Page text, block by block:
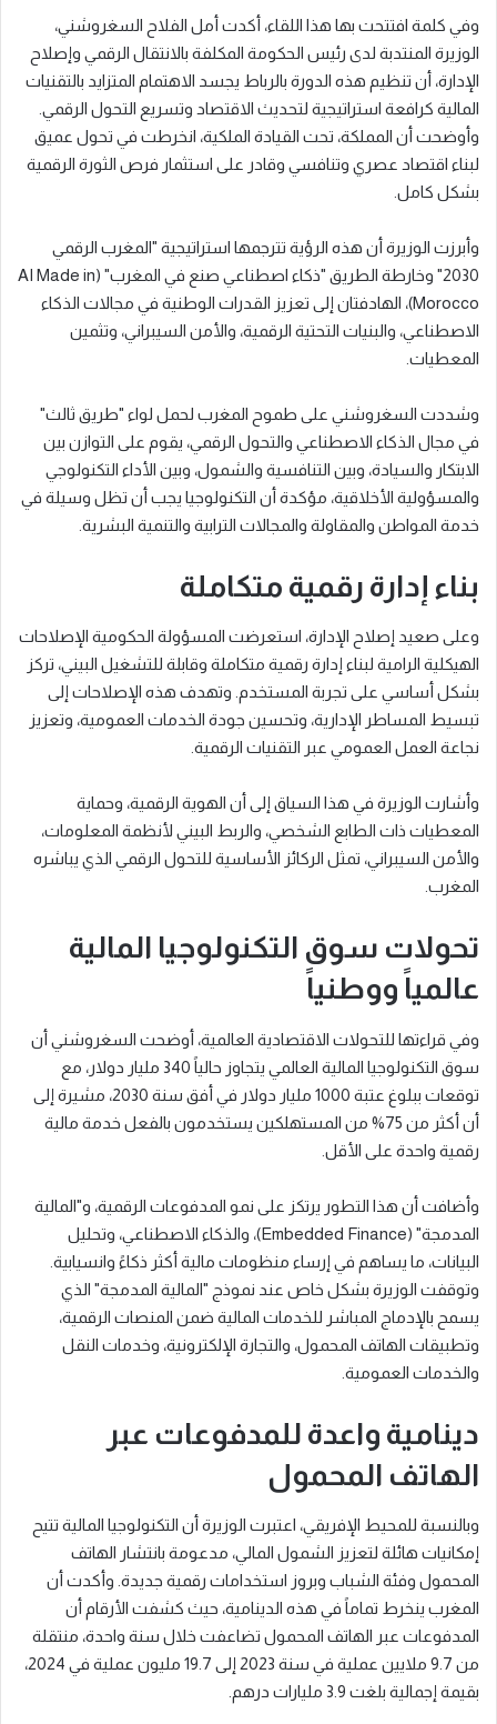
وفي كلمة افتتحت بها هذا اللقاء، أكدت أمل الفلاح السغروشني،
الوزيرة المنتدبة لدى رئيس الحكومة المكلفة بالانتقال الرقمي وإصلاح
الإدارة، أن تنظيم هذه الدورة بالرباط يجسد الاهتمام المتزايد بالتقنيات
المالية كرافعة استراتيجية لتحديث الاقتصاد وتسريع التحول الرقمي.
وأوضحت أن المملكة، تحت القيادة الملكية، انخرطت في تحول عميق
لبناء اقتصاد عصري وتنافسي وقادر على استثمار فرص الثورة الرقمية
بشكل كامل.
وأبرزت الوزيرة أن هذه الرؤية تترجمها استراتيجية "المغرب الرقمي
2030" وخارطة الطريق "ذكاء اصطناعي صنع في المغرب" (AI Made in
Morocco)، الهادفتان إلى تعزيز القدرات الوطنية في مجالات الذكاء
الاصطناعي، والبنيات التحتية الرقمية، والأمن السيبراني، وتثمين
المعطيات.
وشددت السغروشني على طموح المغرب لحمل لواء "طريق ثالث"
في مجال الذكاء الاصطناعي والتحول الرقمي، يقوم على التوازن بين
الابتكار والسيادة، وبين التنافسية والشمول، وبين الأداء التكنولوجي
والمسؤولية الأخلاقية، مؤكدة أن التكنولوجيا يجب أن تظل وسيلة في
خدمة المواطن والمقاولة والمجالات الترابية والتنمية البشرية.
بناء إدارة رقمية متكاملة
وعلى صعيد إصلاح الإدارة، استعرضت المسؤولة الحكومية الإصلاحات
الهيكلية الرامية لبناء إدارة رقمية متكاملة وقابلة للتشغيل البيني، تركز
بشكل أساسي على تجربة المستخدم. وتهدف هذه الإصلاحات إلى
تبسيط المساطر الإدارية، وتحسين جودة الخدمات العمومية، وتعزيز
نجاعة العمل العمومي عبر التقنيات الرقمية.
وأشارت الوزيرة في هذا السياق إلى أن الهوية الرقمية، وحماية
المعطيات ذات الطابع الشخصي، والربط البيني لأنظمة المعلومات،
والأمن السيبراني، تمثل الركائز الأساسية للتحول الرقمي الذي يباشره
المغرب.
تحولات سوق التكنولوجيا المالية
عالمياً ووطنياً
وفي قراءتها للتحولات الاقتصادية العالمية، أوضحت السغروشني أن
سوق التكنولوجيا المالية العالمي يتجاوز حالياً 340 مليار دولار، مع
توقعات ببلوغ عتبة 1000 مليار دولار في أفق سنة 2030، مشيرة إلى
أن أكثر من 75% من المستهلكين يستخدمون بالفعل خدمة مالية
رقمية واحدة على الأقل.
وأضافت أن هذا التطور يرتكز على نمو المدفوعات الرقمية، و"المالية
المدمجة" (Embedded Finance)، والذكاء الاصطناعي، وتحليل
البيانات، ما يساهم في إرساء منظومات مالية أكثر ذكاءً وانسيابية.
وتوقفت الوزيرة بشكل خاص عند نموذج "المالية المدمجة" الذي
يسمح بالإدماج المباشر للخدمات المالية ضمن المنصات الرقمية،
وتطبيقات الهاتف المحمول، والتجارة الإلكترونية، وخدمات النقل
والخدمات العمومية.
دينامية واعدة للمدفوعات عبر
الهاتف المحمول
وبالنسبة للمحيط الإفريقي، اعتبرت الوزيرة أن التكنولوجيا المالية تتيح
إمكانيات هائلة لتعزيز الشمول المالي، مدعومة بانتشار الهاتف
المحمول وفئة الشباب وبروز استخدامات رقمية جديدة. وأكدت أن
المغرب ينخرط تماماً في هذه الدينامية، حيث كشفت الأرقام أن
المدفوعات عبر الهاتف المحمول تضاعفت خلال سنة واحدة، منتقلة
من 9.7 ملايين عملية في سنة 2023 إلى 19.7 مليون عملية في 2024،
بقيمة إجمالية بلغت 3.9 مليارات درهم.